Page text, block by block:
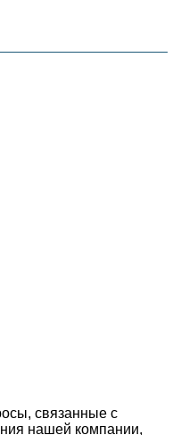
связанные с
нашей компании,